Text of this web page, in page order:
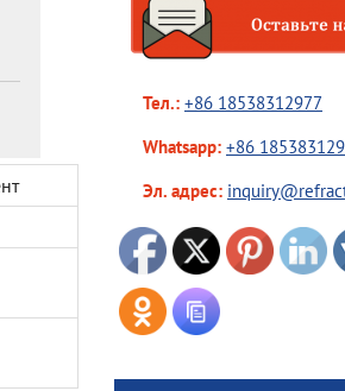
Тел.: +86 18538312977
Whatsapp: +86
Эл. адрес: